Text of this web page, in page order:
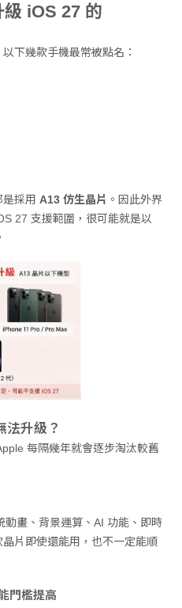
級 iOS 27 的
下幾款手機最常被點名：
採用 A13 仿生晶片 。因此外界
27 支援範圍，很可能就是以
法升級？
每隔幾年就會逐步淘汰較舊
畫、背景運算、AI 功能、即時
片即使還能用，也不一定能順
門檻提高